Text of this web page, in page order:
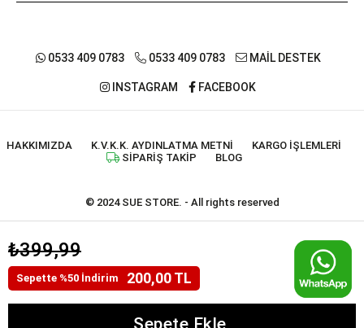
₺399,99
Sepette %50 İndirim 200,00 TL
0533 409 0783 0533 409 0783 MAİL DESTEK
INSTAGRAM FACEBOOK
HAKKIMIZDA K.V.K.K. AYDINLATMA METNI
KARGO İŞLEMLERI
SIPARIŞ TAKIP
BLOG
© 2024 SUE STORE. - All rights reserved